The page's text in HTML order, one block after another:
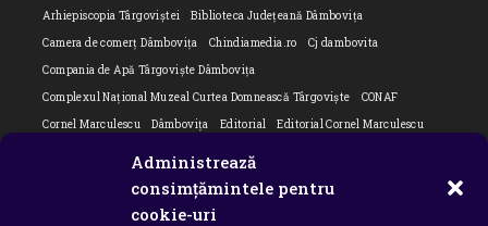
Administrează
consimțămintele pentru
cookie-uri
Arhiepiscopia Târgoviștei
Biblioteca Județeană Dâmbovița
Camera de comerț Dâmbovița
Chindiamedia.ro
Cj dambovita
Compania de Apă Târgoviște Dâmbovița
Complexul Național Muzeal Curtea Domnească Târgoviște
CONAF
Cornel Marculescu
Dâmbovița Editorial
Editorial Cornel Marculescu
ipj dambovita
Isu dambovita Basarab I Dambovita